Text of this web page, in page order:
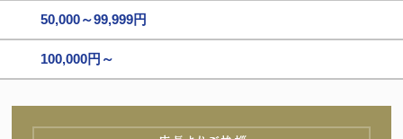
50,000～99,999円
100,000円～